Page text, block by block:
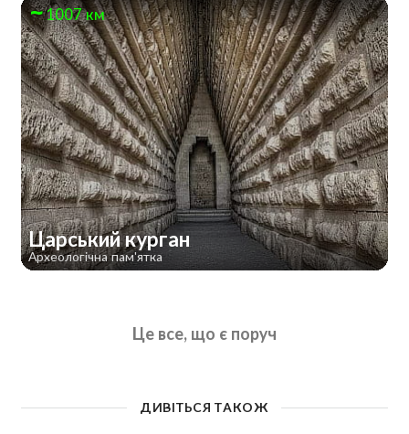
1007 км
Царський курган
Археологічна пам'ятка
Це все, що є поруч
ДИВІТЬСЯ ТАКОЖ